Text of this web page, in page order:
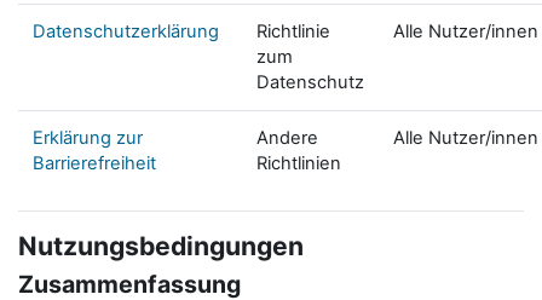
Datenschutzerklärung
Richtlinie
zum
Datenschutz
Alle Nutzer/innen
Erklärung zur
Barrierefreiheit
Andere
Richtlinien
Alle Nutzer/innen
Nutzungsbedingungen
Zusammenfassung